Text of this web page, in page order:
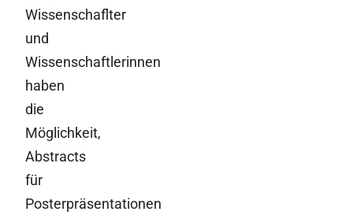
Wissenschaflter
und
Wissenschaftlerinnen
haben
die
Möglichkeit,
Abstracts
für
Posterpräsentationen